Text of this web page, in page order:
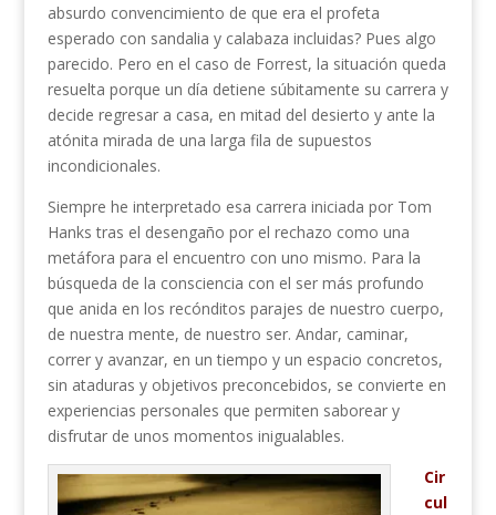
absurdo convencimiento de que era el profeta
esperado con sandalia y calabaza incluidas? Pues algo
parecido. Pero en el caso de Forrest, la situación queda
resuelta porque un día detiene súbitamente su carrera y
decide regresar a casa, en mitad del desierto y ante la
atónita mirada de una larga fila de supuestos
incondicionales.
Siempre he interpretado esa carrera iniciada por Tom
Hanks tras el desengaño por el rechazo como una
metáfora para el encuentro con uno mismo. Para la
búsqueda de la consciencia con el ser más profundo
que anida en los recónditos parajes de nuestro cuerpo,
de nuestra mente, de nuestro ser. Andar, caminar,
correr y avanzar, en un tiempo y un espacio concretos,
sin ataduras y objetivos preconcebidos, se convierte en
experiencias personales que permiten saborear y
disfrutar de unos momentos inigualables.
Cir
cul